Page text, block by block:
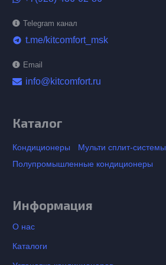
Telegram канал
telegram t.me/kitcomfort_msk
Email
info@kitcomfort.ru
Каталог
Кондиционеры
Мульти сплит-системы
Полупромышленные кондиционеры
Информация
О нас
Каталоги